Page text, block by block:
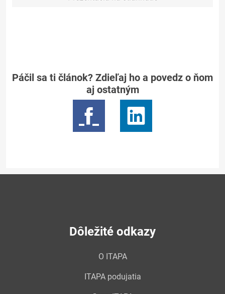
Páčil sa ti článok? Zdieľaj ho a povedz o ňom
aj ostatným
Dôležité odkazy
O ITAPA
ITAPA podujatia